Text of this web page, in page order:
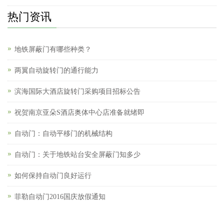
热门资讯
地铁屏蔽门有哪些种类？
两翼自动旋转门的通行能力
滨海国际大酒店旋转门采购项目招标公告
祝贺南京亚朵S酒店奥体中心店准备就绪即
自动门：自动平移门的机械结构
自动门：关于地铁站台安全屏蔽门知多少
如何保持自动门良好运行
菲勒自动门2016国庆放假通知